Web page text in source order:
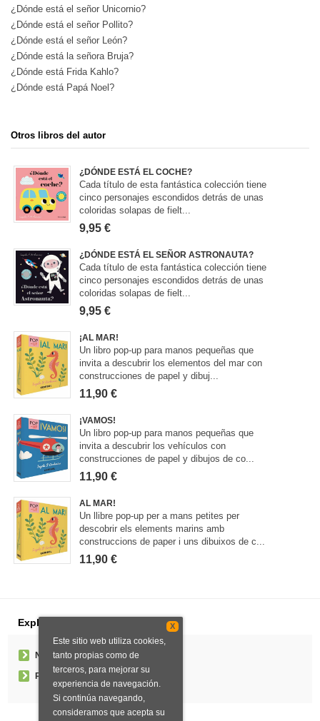
¿Dónde está el señor Unicornio?
¿Dónde está el señor Pollito?
¿Dónde está el señor León?
¿Dónde está la señora Bruja?
¿Dónde está Frida Kahlo?
¿Dónde está Papá Noel?
Otros libros del autor
¿DÓNDE ESTÁ EL COCHE?
Cada título de esta fantástica colección tiene
cinco personajes escondidos detrás de unas
coloridas solapas de fielt...
9,95 €
¿DÓNDE ESTÁ EL SEÑOR ASTRONAUTA?
Cada título de esta fantástica colección tiene
cinco personajes escondidos detrás de unas
coloridas solapas de fielt...
9,95 €
¡AL MAR!
Un libro pop-up para manos pequeñas que
invita a descubrir los elementos del mar con
construcciones de papel y dibuj...
11,90 €
¡VAMOS!
Un libro pop-up para manos pequeñas que
invita a descubrir los vehículos con
construcciones de papel y dibujos de co...
11,90 €
AL MAR!
Un llibre pop-up per a mans petites per
descobrir els elements marins amb
construccions de paper i uns dibuixos de c...
11,90 €
Explorar
Noticias
Pedidos especiales
X
Este sitio web utiliza cookies,
tanto propias como de
terceros, para mejorar su
experiencia de navegación.
Si continúa navegando,
consideramos que acepta su